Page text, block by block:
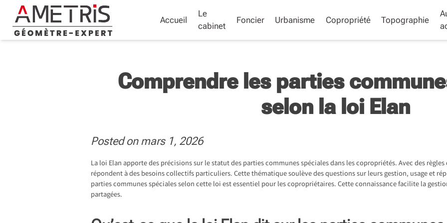
content
Accueil
Le
cabinet
Foncier Urbanisme Copropriété Topographie
Comprendre les parties
selon la loi Elan
Posted on mars 1, 2026
La loi Elan apporte des précisions sur le statut des parties communes spéciales dans les copropriétés. Avec des
répondent à des besoins collectifs particuliers. Cette thématique soulève des questions sur leurs gestion, usage et
parties communes spéciales selon cette loi est essentiel pour les copropriétaires. Cette connaissance facilite la
partagées.